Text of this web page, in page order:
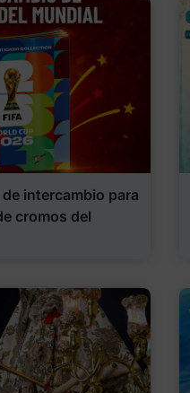
intercambio para
cromos del